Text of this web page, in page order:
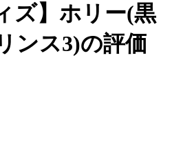
ズ】ホリー(黒
ンス3)の評価